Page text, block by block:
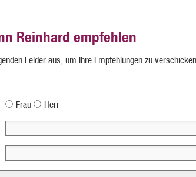
Reinhard empfehlen
Felder aus, um Ihre Empfehlungen zu
Frau Herr